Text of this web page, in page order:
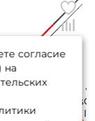
Maximus
X MSWX21L
согласие
на